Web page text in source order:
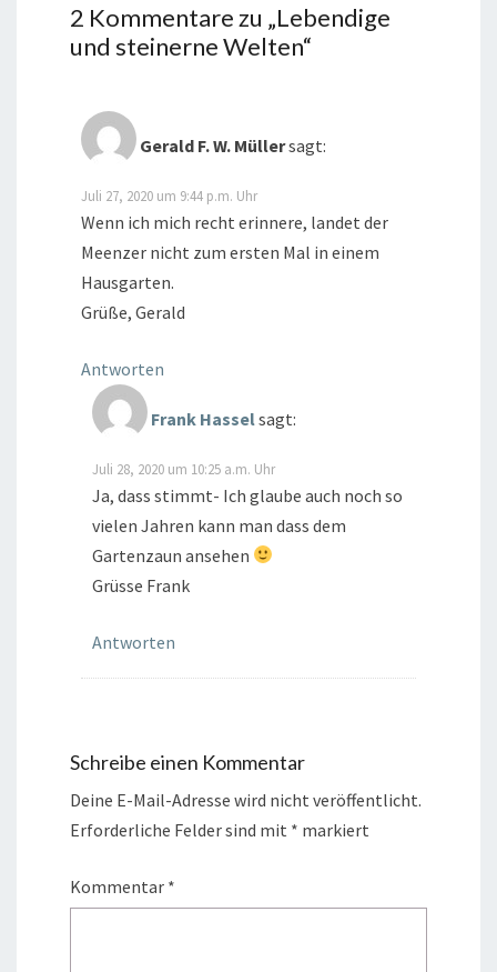
2 Kommentare zu „Lebendige
und steinerne Welten“
Gerald F. W. Müllersagt:
Juli 27, 2020 um 9:44 p.m. Uhr
Wenn ich mich recht erinnere, landet der
Meenzer nicht zum ersten Mal in einem
Hausgarten.
Grüße, Gerald
Antworten
Frank Hasselsagt:
Juli 28, 2020 um 10:25 a.m. Uhr
Ja, dass stimmt- Ich glaube auch noch so
vielen Jahren kann man dass dem
Gartenzaun ansehen
Grüsse Frank
Antworten
Schreibe einen Kommentar
Deine E-Mail-Adresse wird nicht veröffentlicht.
Erforderliche Felder sind mit * markiert
Kommentar *